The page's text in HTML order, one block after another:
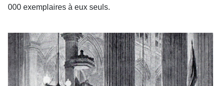
000 exemplaires à eux seuls.